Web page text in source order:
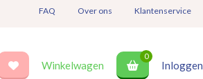
FAQ Over ons Klantenservice
Winkelwagen
0
Inloggen